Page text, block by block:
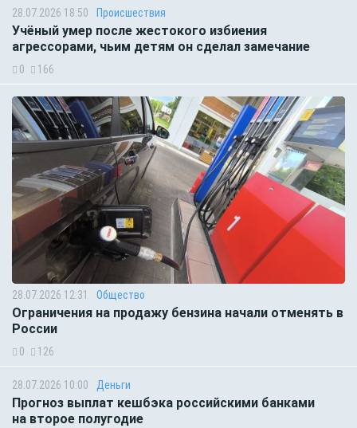
28.07.2026 18:50 Происшествия
Учёный умер после жестокого избиения
агрессорами, чьим детям он сделал замечание
0 166
28.07.2026 12:31 Общество
Ограничения на продажу бензина начали отменять в
России
0 126
28.07.2026 10:00 Деньги
Прогноз выплат кешбэка российскими банками
на второе полугодие